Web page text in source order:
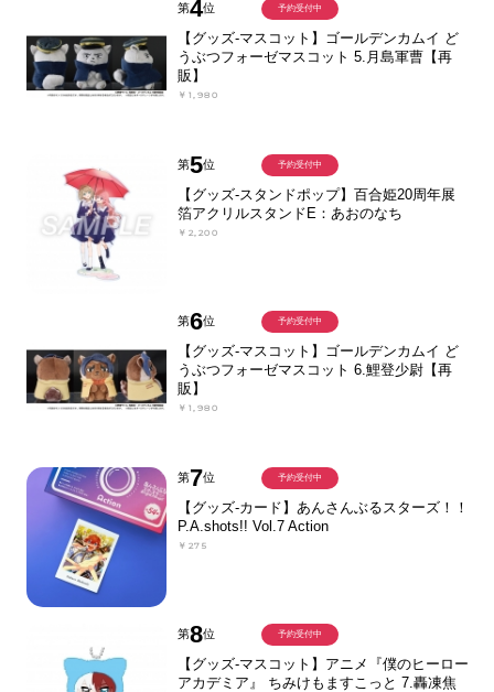
第4位
【グッズ-マスコット】ゴールデンカムイ ど
うぶつフォーゼマスコット 5.月島軍曹【再
販】
￥1,980
予約受付中
第5位
【グッズ-スタンドポップ】百合姫20周年展
箔アクリルスタンドE：あおのなち
￥2,200
予約受付中
第6位
【グッズ-マスコット】ゴールデンカムイ ど
うぶつフォーゼマスコット 6.鯉登少尉【再
販】
￥1,980
予約受付中
第7位
【グッズ-カード】あんさんぶるスターズ！！
P.A.shots!! Vol.7 Action
￥275
予約受付中
第8位
【グッズ-マスコット】アニメ『僕のヒーロー
アカデミア』 ちみけもますこっと 7.轟凍焦
予約受付中